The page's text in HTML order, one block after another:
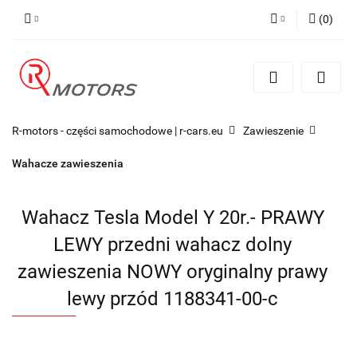
Zarejestruj się
(0)
R-motors - części samochodowe | r-cars.eu Zawieszenie
Wahacze zawieszenia
Wahacz Tesla Model Y 20r.- PRAWY
LEWY przedni wahacz dolny
zawieszenia NOWY oryginalny prawy
lewy przód 1188341-00-c